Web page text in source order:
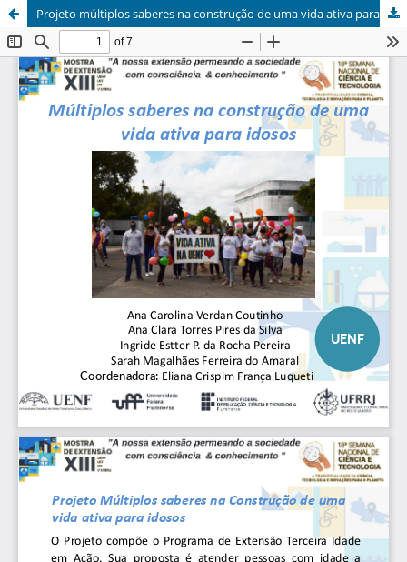
Projeto múltiplos saberes na construção de uma vida ativa para idosos